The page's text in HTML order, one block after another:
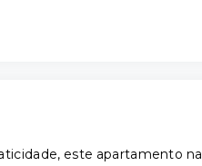
este apartamento na